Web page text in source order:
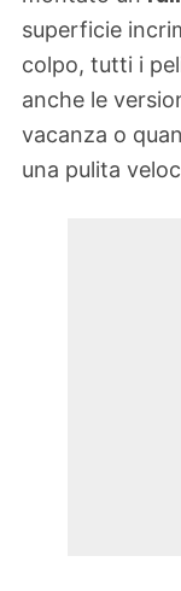
superficie
colpo, tutti i
anche le
vacanza o
una pulita